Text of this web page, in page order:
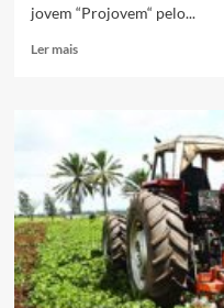
jovem “Projovem“ pelo...
Ler maisLeia
projecto
“PROJOVEM”
na
cidade
do
Uíge.